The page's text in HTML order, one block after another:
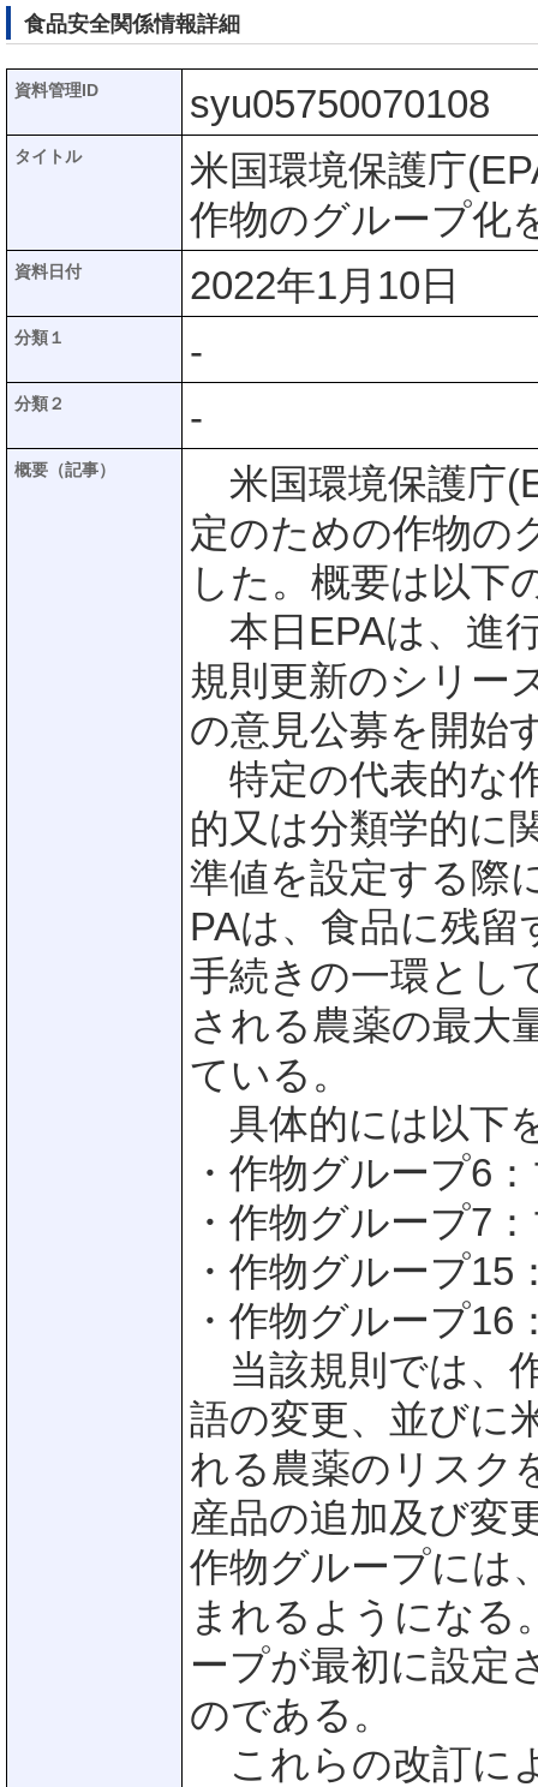
食品安全関係情報詳細
資料管理ID syu05750070108
タイトル
米国環境保護庁
作物のグループ化
資料日付 2022年1月10日
分類１ -
分類２ -
概要（記事）
米国環境保護庁
定のための作物の
した。概要は以下
本日EPAは、進
規則更新のシリー
の意見公募を開始
特定の代表的な
的又は分類学的に
準値を設定する際
PAは、食品に残
手続きの一環とし
される農薬の最大
ている。
具体的には以下
・作物グループ6
・作物グループ7
・作物グループ15
・作物グループ
当該規則では、
語の変更、並びに
れる農薬のリスク
産品の追加及び変
作物グループには
まれるようになる
ープが最初に設定
のである。
これらの改訂に